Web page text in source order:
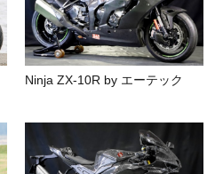
Ninja ZX-10R by エーテック